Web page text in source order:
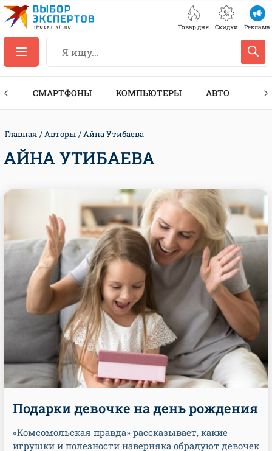
Товар дня Скидки Реклама
СМАРТФОНЫ КОМПЬЮТЕРЫ АВТО
Главная Авторы Айна Утибаева
АЙНА УТИБАЕВА
Подарки девочке на день рождения
«Комсомольская правда» рассказывает, какие
игрушки и полезности наверняка обрадуют девочек